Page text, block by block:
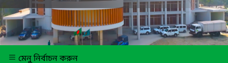
মেনু নির্বাচন করুন